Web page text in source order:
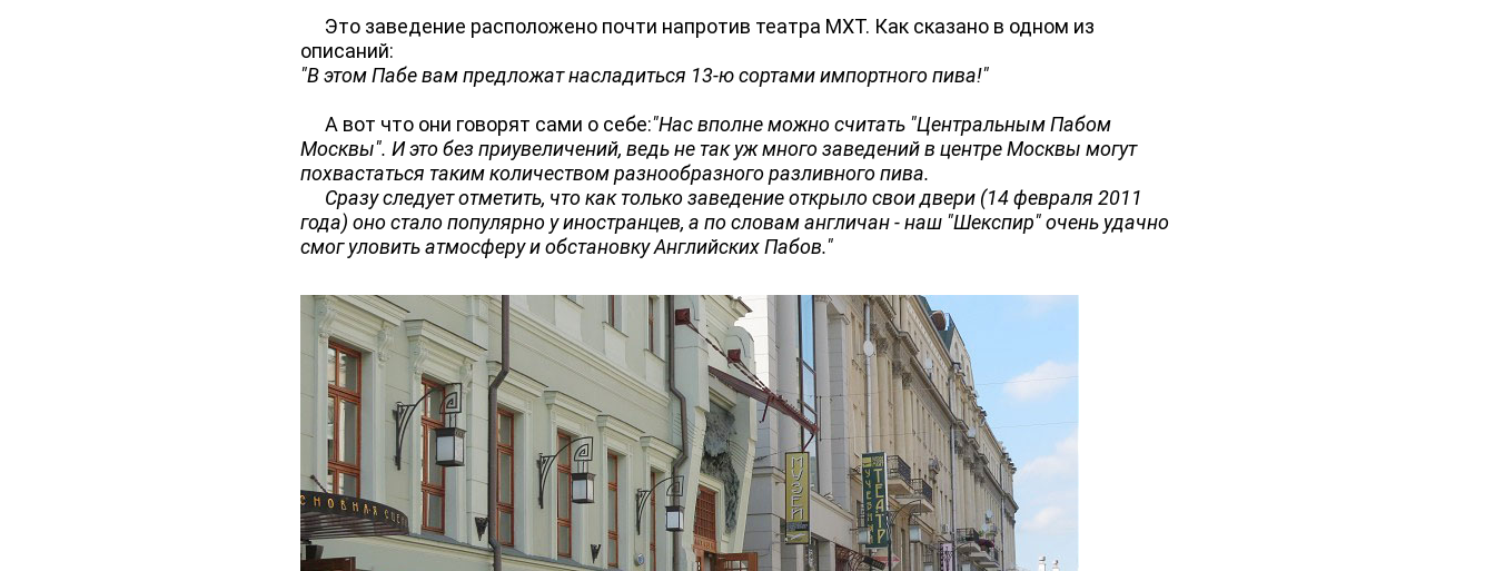
Это заведение расположено почти напротив театра МХТ. Как сказано в одном из
описаний:
"В этом Пабе вам предложат насладиться 13-ю сортами импортного пива!"
А вот что они говорят сами о себе:"Нас вполне можно считать "Центральным Пабом
Москвы". И это без приувеличений, ведь не так уж много заведений в центре Москвы могут
похвастаться таким количеством разнообразного разливного пива.
Сразу следует отметить, что как только заведение открыло свои двери (14 февраля 2011
года) оно стало популярно у иностранцев, а по словам англичан - наш "Шекспир" очень удачно
смог уловить атмосферу и обстановку Английских Пабов."